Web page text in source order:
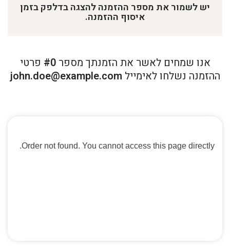
יש לשמור את מספר ההזמנה להצגה בדלפק בזמן
איסוף ההזמנה.
אנו שמחים לאשר את הזמנתך מספר #0
פרטי
ההזמנה נשלחו לאימייל john.doe@example.com
Order not found. You cannot access this page directly.